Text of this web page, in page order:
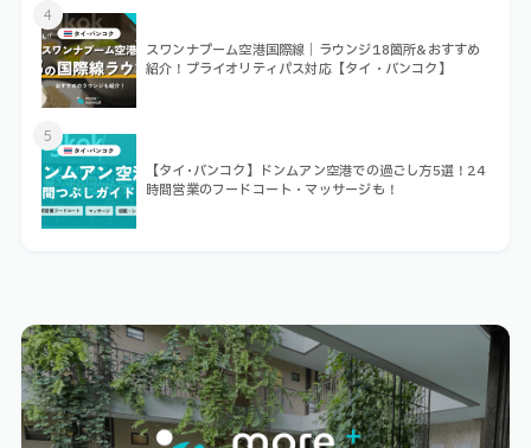
4
スワンナプーム空港国際線｜ラウンジ18箇所&おすすめ
紹介！プライオリティパス対応【タイ・バンコク】
5
【タイ･バンコク】ドンムアン空港での過ごし方5選！24
時間営業のフードコート・マッサージも！